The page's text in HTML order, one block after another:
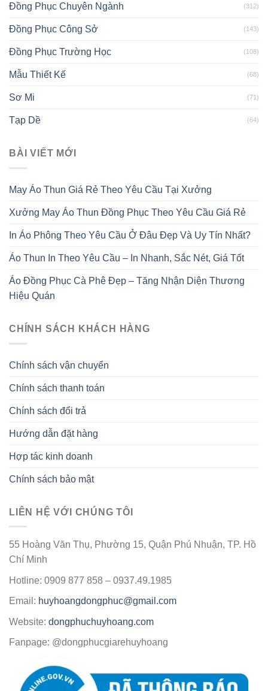
Đồng Phục Chuyên Ngành (312)
Đồng Phục Công Sở (143)
Đồng Phục Trường Học (108)
Mẫu Thiết Kế (68)
Sơ Mi (71)
Tạp Dề (64)
BÀI VIẾT MỚI
May Áo Thun Giá Rẻ Theo Yêu Cầu Tại Xưởng
Xưởng May Áo Thun Đồng Phục Theo Yêu Cầu Giá Rẻ
In Áo Phông Theo Yêu Cầu Ở Đâu Đẹp Và Uy Tín Nhất?
Áo Thun In Theo Yêu Cầu – In Nhanh, Sắc Nét, Giá Tốt
Áo Đồng Phục Cà Phê Đẹp – Tăng Nhận Diện Thương
Hiệu Quán
CHÍNH SÁCH KHÁCH HÀNG
Chính sách vận chuyển
Chính sách thanh toán
Chính sách đổi trả
Hướng dẫn đặt hàng
Hợp tác kinh doanh
Chính sách bảo mật
LIÊN HỆ VỚI CHÚNG TÔI
55 Hoàng Văn Thụ, Phường 15, Quận Phú Nhuận, TP. Hồ
Chí Minh
Hotline: 0909 877 858 – 0937.49.1985
Email: huyhoangdongphuc@gmail.com
Website: dongphuchuyhoang.com
Fanpage: @dongphucgiarehuyhoang